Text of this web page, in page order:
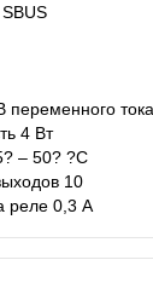
переменного тока
4 Вт
– 50? ?С
10
реле 0,3 А